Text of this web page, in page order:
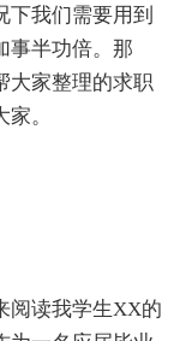
下我们需要用到
事半功倍。那
大家整理的求职
。
阅读我学生XX的